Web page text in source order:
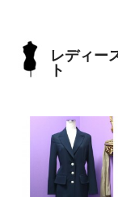
レディー
ト